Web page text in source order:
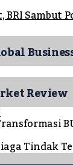
Sambut
Review
Tindak